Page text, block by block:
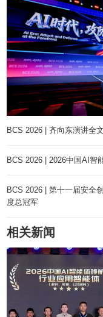
BCS 2026 | 齐向东演讲全
BCS 2026 | 2026中国AI智
BCS 2026 | 第十一届安全
度总冠军
相关新闻